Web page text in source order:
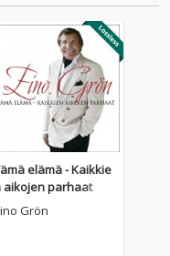
elämä - Kaikkie
aikojen parhaat
Grön